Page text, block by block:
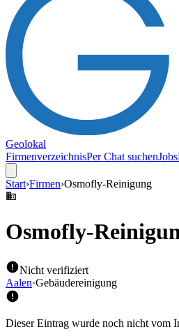
Geolokal
FirmenverzeichnisPer Chat suchenJobs
Start›Firmen›Osmofly-Reinigung
Osmofly-
Nicht verifiziert
Aalen·Gebäudereinigung
Dieser Eintrag wurde noch nicht vom